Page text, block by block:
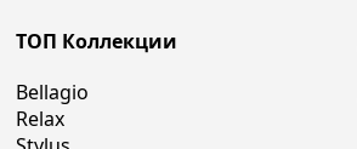
ТОП Коллекции
Bellagio
Relax